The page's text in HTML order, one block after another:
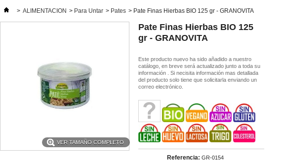
> ALIMENTACION > Para Untar > Pates > Pate Finas Hierbas BIO 125 gr - GRANOVITA
VER TAMAÑO COMPLETO
Pate Finas Hierbas BIO 125
gr - GRANOVITA
Este producto nuevo ha sido añadido a nuestro
catálogo, en breve será actualizado junto a toda su
información . Si necisita información mas detallada
del producto solo tiene que solicitarla enviando un
correo electrónico.
Referencia: GR-0154